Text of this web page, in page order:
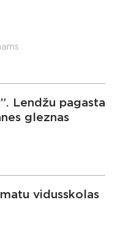
Lendžu pagasta
gleznas
vidusskolas